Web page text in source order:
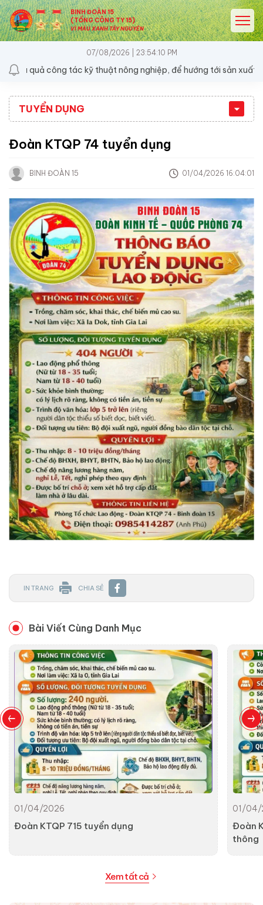
BINH ĐOÀN 15
(TỔNG CÔNG TY 15)
VÌ MÀU XANH TÂY NGUYÊN
07/08/2026 | 23:54:10 PM
quả công tác kỹ thuật nông nghiệp, để hướng tới sản xuất bền
TUYỂN DỤNG
Đoàn KTQP 74 tuyển dụng
BINH ĐOÀN 15 01/04/2026 16:04:01
IN TRANG CHIA SẺ
Bài Viết Cùng Danh Mục
01/04/2026
Đoàn KTQP 715 tuyển dụng
01/04/
Đoàn
thông
Xem tất cả